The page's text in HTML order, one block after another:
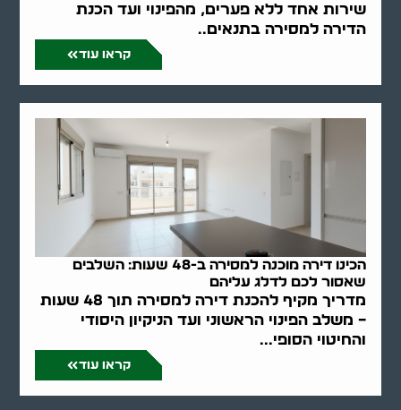
שירות אחד ללא פערים, מהפינוי ועד הכנת
הדירה למסירה בתנאים..
קראו עוד
הכינו דירה מוכנה למסירה ב-48 שעות: השלבים
שאסור לכם לדלג עליהם
מדריך מקיף להכנת דירה למסירה תוך 48 שעות
– משלב הפינוי הראשוני ועד הניקיון היסודי
והחיטוי הסופי...
קראו עוד